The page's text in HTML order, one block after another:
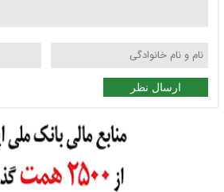
ارسال نظر